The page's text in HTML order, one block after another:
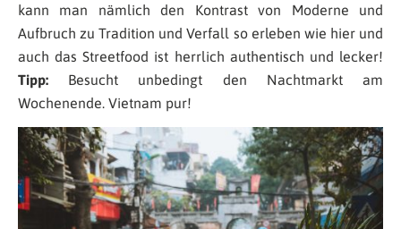
kann man nämlich den Kontrast von Moderne und
Aufbruch zu Tradition und Verfall so erleben wie hier und
auch das Streetfood ist herrlich authentisch und lecker!
Tipp: Besucht unbedingt den Nachtmarkt am
Wochenende. Vietnam pur!